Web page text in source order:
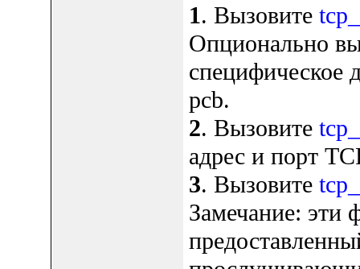
1. Вызовите
Опционально
специфическое
pcb.
2. Вызовите
адрес и порт
3. Вызовите
Замечание: эти